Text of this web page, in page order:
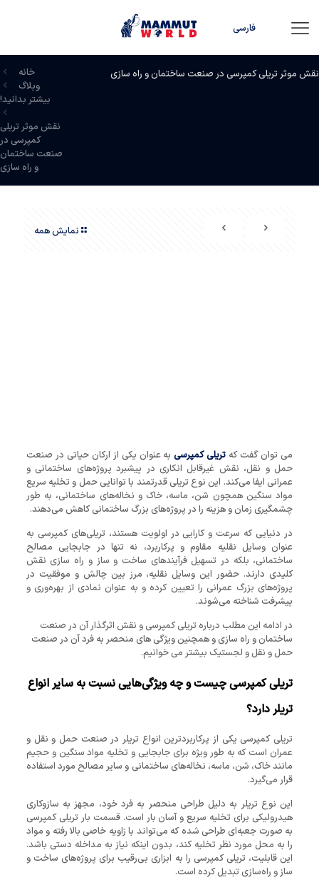
فارسی
نقش موثر تریلی کمپرسی در صنعت ساختمان و راه سازی
خانه
وبلاگ
بیشتر بدانید!
نقش موثر تریلی
کمپرسی در
صنعت ساختمان
و راه سازی
نمایش همه
می توان گفت که تریلی کمپرسیبه‌ عنوان یکی از ارکان حیاتی در صنعت
حمل ‌و نقل، نقش غیرقابل ‌انکاری در پیشبرد پروژه‌های ساختمانی و
عمرانی ایفا می‌کند. این نوع تریلی قدرتمند با توانایی حمل و تخلیه سریع
مواد سنگین همچون شن، ماسه، خاک و نخاله‌های ساختمانی، به ‌طور
چشمگیری زمان و هزینه را در پروژه‌های بزرگ ساختمانی کاهش می‌دهند.
در دنیایی که سرعت و کارایی در اولویت هستند، تریلی‌های کمپرسی به‌
عنوان وسایل نقلیه مقاوم و پرکاربرد، نه ‌تنها در جابجایی مصالح
ساختمانی، بلکه در تسهیل فرآیندهای ساخت ‌و ساز و راه‌ سازی نقش
کلیدی دارند. حضور این وسایل نقلیه، مرز بین چالش و موفقیت در
پروژه‌های بزرگ عمرانی را تعیین کرده و به‌ عنوان نمادی از بهره‌وری و
پیشرفت شناخته می‌شوند.
در ادامه این مطلب درباره تریلی کمپرسی و نقش اثرگذار آن در صنعت
ساختمان و راه سازی و همچنین ویژگی های منحصر به فرد آن در صنعت
حمل و نقل و لجستیک بیشتر می خوانیم.
تریلی کمپرسی چیست و چه ویژگی‌هایی نسبت به سایر انواع
تریلر دارد؟
تریلی کمپرسی یکی از پرکاربردترین انواع تریلر در صنعت حمل ‌و نقل و
عمران است که به ‌طور ویژه برای جابجایی و تخلیه مواد سنگین و حجیم
مانند خاک، شن، ماسه، نخاله‌های ساختمانی و سایر مصالح مورد استفاده
قرار می‌گیرد.
این نوع تریلر به دلیل طراحی منحصر به ‌فرد خود، مجهز به سازوکاری
هیدرولیکی برای تخلیه سریع و آسان بار است. قسمت بار تریلی کمپرسی
به ‌صورت جعبه‌ای طراحی شده که می‌تواند با زاویه خاصی بالا رفته و مواد
را به محل مورد نظر تخلیه کند، بدون اینکه نیاز به مداخله دستی باشد.
این قابلیت، تریلی کمپرسی را به ابزاری بی‌رقیب برای پروژه‌های ساخت ‌و
ساز و راه‌سازی تبدیل کرده است.